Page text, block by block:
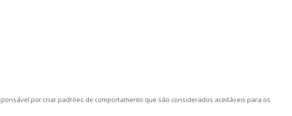
por criar padrões de comportamento que são considerados aceitáveis para os